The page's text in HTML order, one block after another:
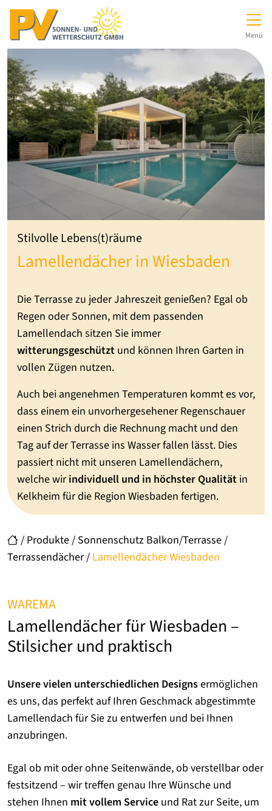
zur Top-Navigation
zur Hauptnavigation
Inhalt springen
zum Footer
Hauptnavigation
Menü
/ Produkte/ Sonnenschutz Balkon/Terrasse/
Terrassendächer/ Lamellendächer Wiesbaden
Stilvolle Lebens(t)räume
Lamellendächer in Wiesbaden
Die Terrasse zu jeder Jahreszeit genießen? Egal ob
Regen oder Sonnen, mit dem passenden
Lamellendach sitzen Sie immer
witterungsgeschützt und können Ihren Garten in
vollen Zügen nutzen.
Auch bei angenehmen Temperaturen kommt es vor,
dass einem ein unvorhergesehener Regenschauer
einen Strich durch die Rechnung macht und den
Tag auf der Terrasse ins Wasser fallen lässt. Dies
passiert nicht mit unseren Lamellendächern,
welche wirindividuell und in höchster Qualität in
Kelkheim für die Region Wiesbaden fertigen.
WAREMA
Lamellendächer für Wiesbaden –
Stilsicher und praktisch
Unsere vielen unterschiedlichen Designsermöglichen
es uns, das perfekt auf Ihren Geschmack abgestimmte
Lamellendach für Sie zu entwerfen und bei Ihnen
anzubringen.
Egal ob mit oder ohne Seitenwände, ob verstellbar oder
festsitzend – wir treffen genau Ihre Wünsche und
stehen Ihnen mit vollem Service und Rat zur Seite, um